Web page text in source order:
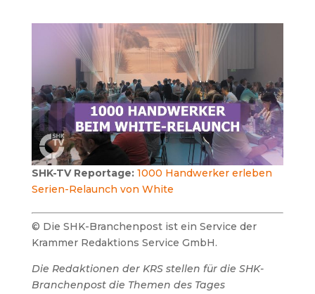
SHK-TV Reportage: 1000 Handwerker erleben
Serien-Relaunch von White
© Die SHK-Branchenpost ist ein Service der
Krammer Redaktions Service GmbH.
Die Redaktionen der KRS stellen für die SHK-
Branchenpost die Themen des Tages